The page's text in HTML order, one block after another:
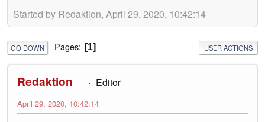
Started by Redaktion, April 29, 2020, 10:42:14
GO DOWN Pages 1 USER ACTIONS
Redaktion Editor
April 29, 2020, 10:42:14